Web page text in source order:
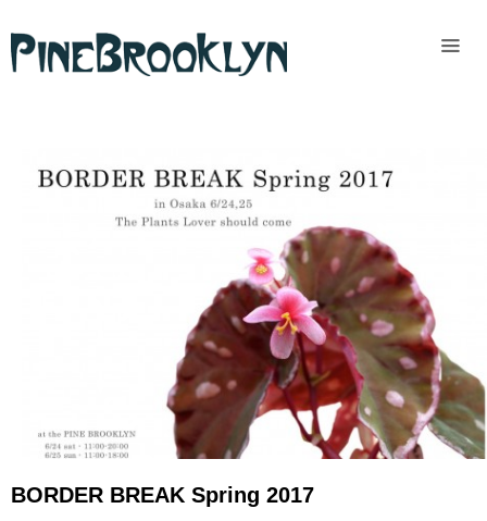
READ MORE
BORDER BREAK Spring 2017
Home